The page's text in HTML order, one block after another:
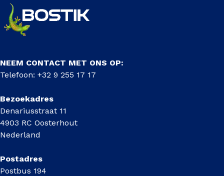
NEEM CONTACT MET ONS OP:
Telefoon: +32 9 255 17 17
Bezoekadres
Denariusstraat 11
4903 RC Oosterhout
Nederland
Postadres
Postbus 194